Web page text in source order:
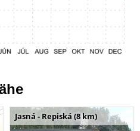
Jasná - Repiská (8 km)